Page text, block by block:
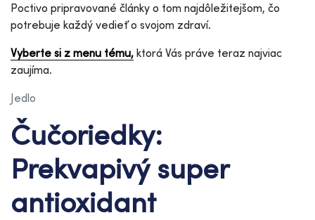
Poctivo pripravované články o tom najdôležitejšom, čo
potrebuje každý vedieť o svojom zdraví.
Vyberte si z menu tému, ktorá Vás práve teraz najviac
zaujíma.
Jedlo
Čučoriedky:
Prekvapivý super
antioxidant